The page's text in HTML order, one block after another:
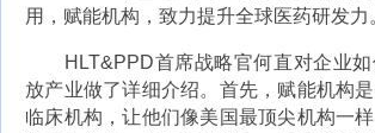
用，赋能机构，致力提升全球医药研发力
HLT&PPD首席战略官何直对企业如
放产业做了详细介绍。首先，赋能机构
临床机构，让他们像美国最顶尖机构一